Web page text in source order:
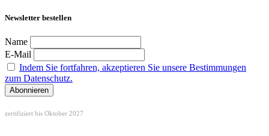
Newsletter bestellen
Name
E-Mail
Indem Sie fortfahren, akzeptieren Sie unsere Bestimmungen
zum Datenschutz.
zertifiziert bis Oktober 2027